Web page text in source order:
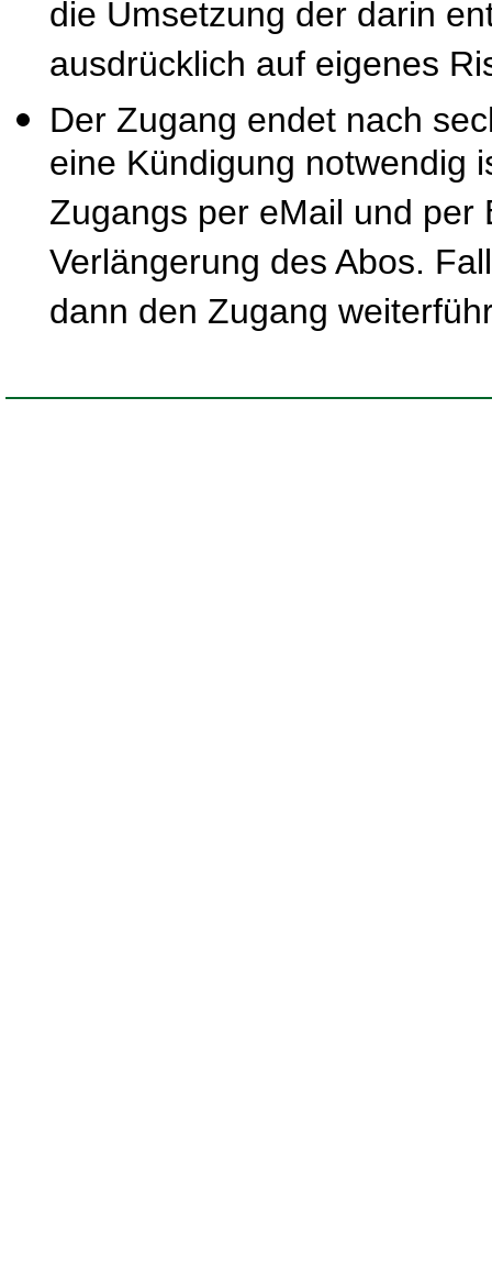
die Umsetzung der darin
ausdrücklich auf eigenes
Der Zugang endet nach
eine Kündigung notwendig
Zugangs per eMail und per
Verlängerung des Abos.
dann den Zugang